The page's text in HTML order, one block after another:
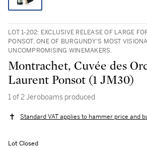
LOT 1-202: EXCLUSIVE RELEASE OF LARGE
PONSOT, ONE OF BURGUNDY’S MOST
UNCOMPROMISING WINEMAKERS.
Montrachet, Cuvée des
Laurent Ponsot (1 JM30)
1 of 2 Jeroboams produced
Standard VAT applies to hammer price and
Lot Closed